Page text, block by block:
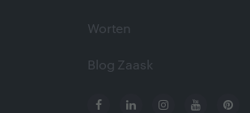
Worten
Blog Zaask